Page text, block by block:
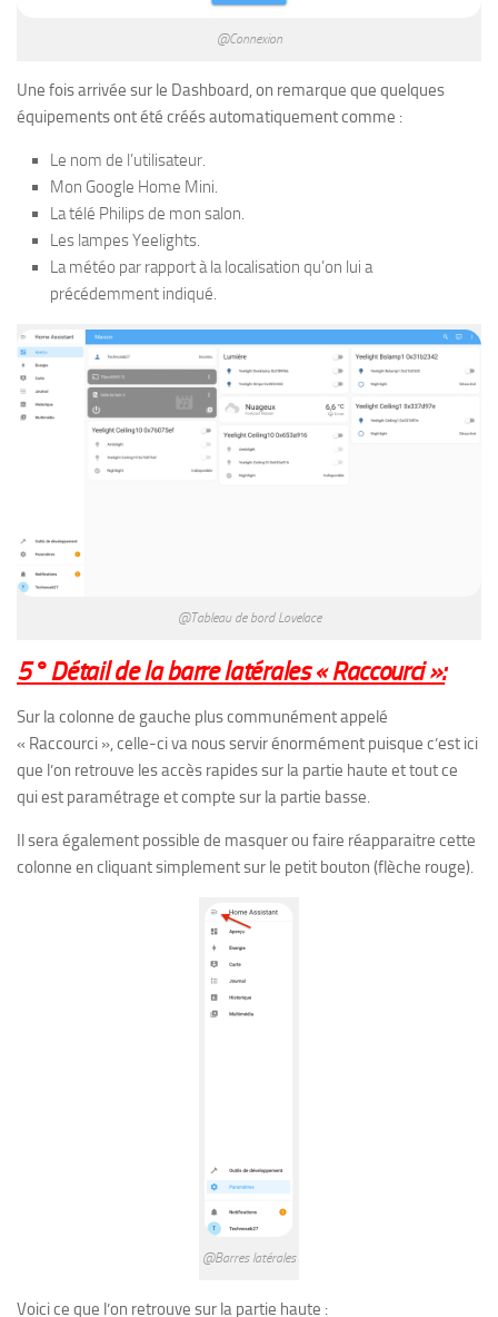
@Connexion
Une fois arrivée sur le Dashboard, on remarque que quelques
équipements ont été créés automatiquement comme :
Le nom de l’utilisateur.
Mon Google Home Mini.
La télé Philips de mon salon.
Les lampes Yeelights.
La météo par rapport à la localisation qu’on lui a
précédemment indiqué.
@Tableau de bord Lovelace
5° Détail de la barre latérales « Raccourci »:
Sur la colonne de gauche plus communément appelé
« Raccourci », celle-ci va nous servir énormément puisque c’est ici
que l’on retrouve les accès rapides sur la partie haute et tout ce
qui est paramétrage et compte sur la partie basse.
Il sera également possible de masquer ou faire réapparaitre cette
colonne en cliquant simplement sur le petit bouton (flèche rouge).
@Barres latérales
Voici ce que l’on retrouve sur la partie haute :